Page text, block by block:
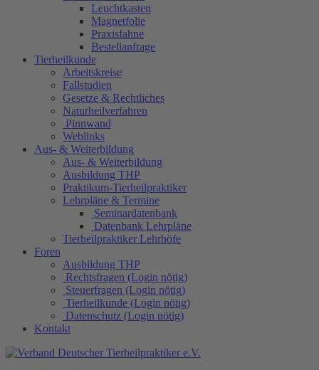
Leuchtkasten
Magnetfolie
Praxisfahne
Bestellanfrage
Tierheilkunde
Arbeitskreise
Fallstudien
Gesetze & Rechtliches
Naturheilverfahren
Pinnwand
Weblinks
Aus- & Weiterbildung
Aus- & Weiterbildung
Ausbildung THP
Praktikum-Tierheilpraktiker
Lehrpläne & Termine
Seminardatenbank
Datenbank Lehrpläne
Tierheilpraktiker Lehrhöfe
Foren
Ausbildung THP
Rechtsfragen (Login nötig)
Steuerfragen (Login nötig)
Tierheilkunde (Login nötig)
Datenschutz (Login nötig)
Kontakt